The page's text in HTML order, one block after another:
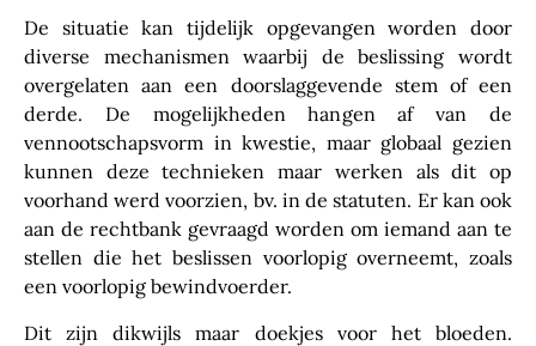
De situatie kan tijdelijk opgevangen worden door
diverse mechanismen waarbij de beslissing wordt
overgelaten aan een doorslaggevende stem of een
derde. De mogelijkheden hangen af van de
vennootschapsvorm in kwestie, maar globaal gezien
kunnen deze technieken maar werken als dit op
voorhand werd voorzien, bv. in de statuten. Er kan ook
aan de rechtbank gevraagd worden om iemand aan te
stellen die het beslissen voorlopig overneemt, zoals
een voorlopig bewindvoerder.
Dit zijn dikwijls maar doekjes voor het bloeden.